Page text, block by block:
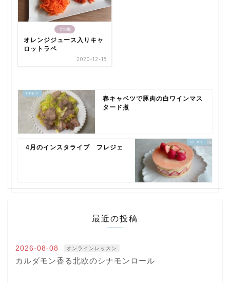
その他
オレンジジュース入りキャ
ロットラペ
2020-12-15
春キャベツで豚肉の白ワインマス
タード煮
4月のインスタライブ フレジェ
最近の投稿
2026-08-08 オンラインレッスン
カルダモン香る北欧のシナモンロール